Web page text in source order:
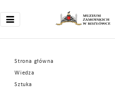
Strona główna
Wiedza
Sztuka